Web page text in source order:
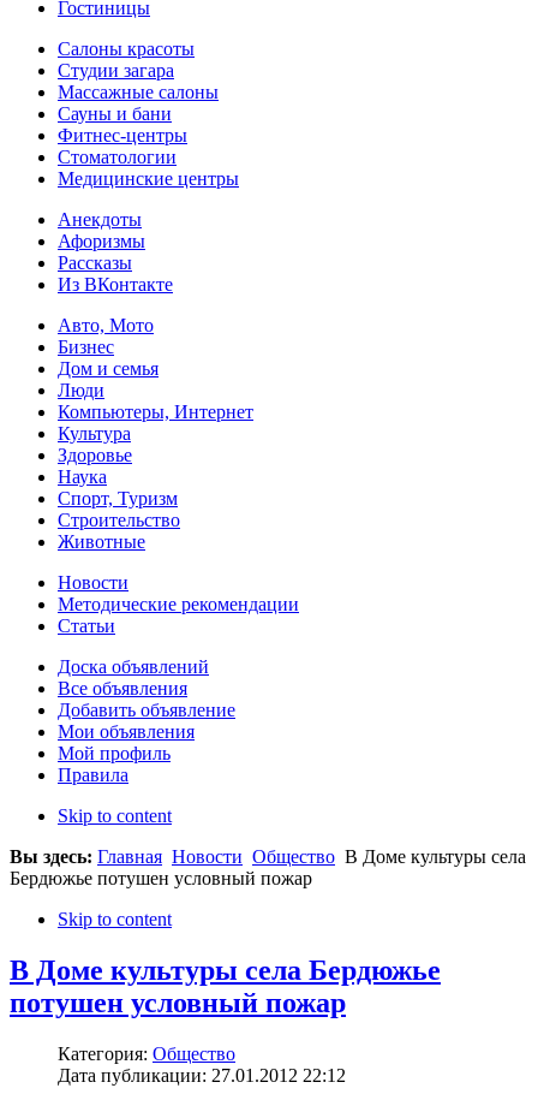
Гостиницы
Салоны красоты
Студии загара
Массажные салоны
Сауны и бани
Фитнес-центры
Стоматологии
Медицинские центры
Анекдоты
Афоризмы
Рассказы
Из ВКонтакте
Авто, Мото
Бизнес
Дом и семья
Люди
Компьютеры, Интернет
Культура
Здоровье
Наука
Спорт, Туризм
Строительство
Животные
Новости
Методические рекомендации
Статьи
Доска объявлений
Все объявления
Добавить объявление
Мои объявления
Мой профиль
Правила
Skip to content
Вы здесь: Главная Новости Общество В Доме культуры села
Бердюжье потушен условный пожар
Skip to content
В Доме культуры села Бердюжье
потушен условный пожар
Категория: Общество
Дата публикации: 27.01.2012 22:12